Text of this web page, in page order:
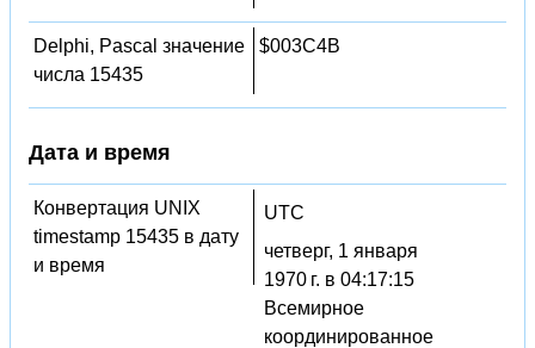
Delphi, Pascal значение
числа 15435
$003C4B
Дата и время
Конвертация UNIX
timestamp 15435 в дату
и время
UTC
четверг, 1 января
1970 г. в 04:17:15
Всемирное
координированное